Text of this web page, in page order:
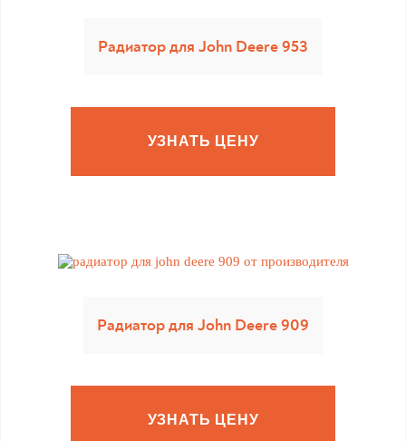
Радиатор для John Deere 953
УЗНАТЬ ЦЕНУ
Радиатор для John Deere 909
УЗНАТЬ ЦЕНУ